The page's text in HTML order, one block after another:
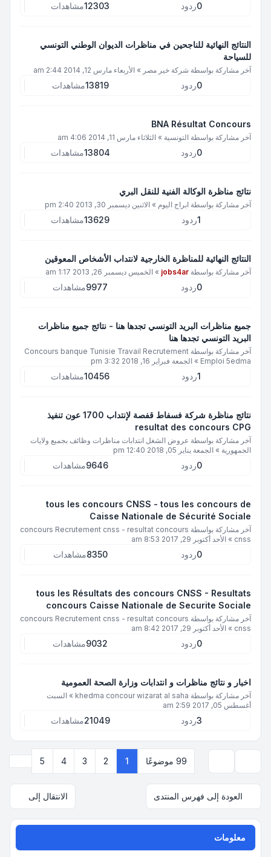
0ردود 12303مشاهدات
النتائج النهائية للناجحين في مناظرات الديوان الوطني التونسي
للسياحة
آخر مشاركة بواسطة شركة خير مصر » الأربعاء مارس 12, 2014 2:44 am
0ردود 13819مشاهدات
BNA Résultat Concours
آخر مشاركة بواسطة التونسية » الثلاثاء مارس 11, 2014 4:06 am
0ردود 13804مشاهدات
نتائج مناظرة الوكالة الفنية للنقل البري
آخر مشاركة بواسطة ابراج اليوم » الاثنين ديسمبر 30, 2013 2:40 pm
1ردود 13629مشاهدات
النتائج النهائية للمناظرة الخارجية لانتداب الأشخاص المعوقين
آخر مشاركة بواسطة jobs4ar
» الخميس ديسمبر 26, 2013 1:17 am
0ردود 9977مشاهدات
جميع مناظرات البريد التونسي تجدها هنا - نتائج جميع مناظرات
البريد التونسي تجدها هنا
آخر مشاركة بواسطة Concours banque Tunisie Travail Recrutement
Emploi 5edma
» الجمعة فبراير 16, 2018 3:32 pm
1ردود 10456مشاهدات
نتائج مناظرة شركة فسفاط قفصة لإنتداب 1700 عون تنفيذ
resultat des concours CPG
آخر مشاركة بواسطة عروض الشغل انتدابات مناظرات وظائف بجميع ولايات
الجمهورية » الجمعة يناير 05, 2018 12:40 pm
0ردود 9646مشاهدات
tous les concours CNSS - tous les concours de
Caisse Nationale de Sécurité Sociale
آخر مشاركة بواسطة concours Recrutement cnss - resultat concours
cnss
» الأحد أكتوبر 29, 2017 8:53 am
0ردود 8350مشاهدات
tous les Résultats des concours CNSS - Resultats
concours Caisse Nationale de Securite Sociale
آخر مشاركة بواسطة concours Recrutement cnss - resultat concours
cnss
» الأحد أكتوبر 29, 2017 8:42 am
0ردود 9032مشاهدات
اخبار و نتائج مناظرات و انتدابات وزارة الصحة العمومية
آخر مشاركة بواسطة khedma concour wizarat al saha
» السبت
أغسطس 05, 2017 2:59 am
3ردود 21049مشاهدات
خيارات العرض والترتيب
99 موضوعًا 1
2
3
4
5
العودة إلى فهرس المنتدى الانتقال إلى
معلومات